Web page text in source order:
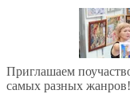
Приглашаем
самых разных жанров!